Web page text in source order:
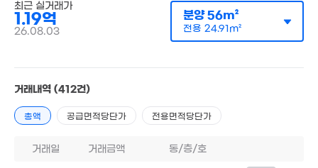
계약일 '26. 08
최근 실거래가
1.19억
26.08.03
분양56m²
전용 24.91m²
거래내역 (412건)
총액 공급면적당단가 전용면적당단가
거래일 거래금액 동/층/호